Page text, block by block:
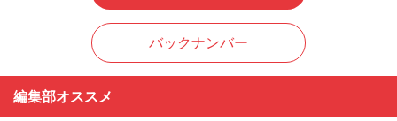
バックナンバー
編集部オススメ